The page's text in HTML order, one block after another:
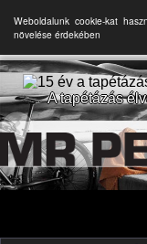
Weboldalunk cookie-kat
növelése érdekében
A tapétázás